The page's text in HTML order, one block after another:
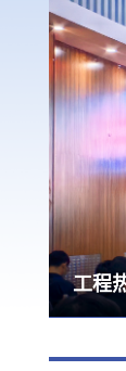
工程
工程
工程
工程
青年